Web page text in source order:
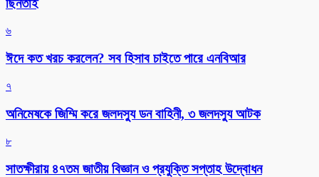
৬
ঈদে কত খরচ করলেন? সব হিসাব চাইতে পারে এনবিআর
৭
অনিমেষকে জিম্মি করে জলদস্যু ডন বাহিনী, ৩ জলদস্যু আটক
৮
সাতক্ষীরায় ৪৭তম জাতীয় বিজ্ঞান ও প্রযুক্তি সপ্তাহ উদ্বোধন